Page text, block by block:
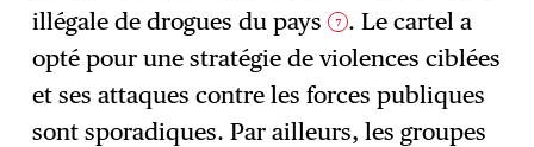
illégale de drogues du pays 7 . Le cartel a
opté pour une stratégie de violences ciblées
et ses attaques contre les forces publiques
sont sporadiques. Par ailleurs, les groupes